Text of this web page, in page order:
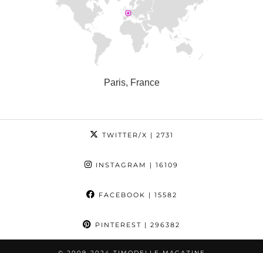
Paris, France
TWITTER/X | 2731
INSTAGRAM | 16109
FACEBOOK | 15582
PINTEREST | 296382